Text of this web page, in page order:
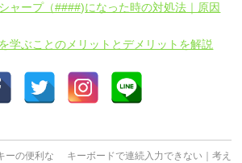
ャープ（####)になった時の対処法｜原因
学ぶことのメリットとデメリットを解説
ーの便利な
キーボードで連続入力できない｜考え